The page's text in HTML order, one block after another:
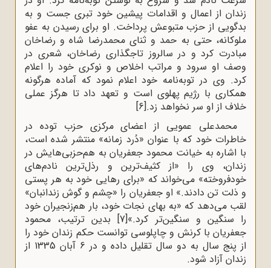
زندان از اعمال و اقدامات پیشین خود تبری جست و به
بدگویی از حزب متبوعش پرداخت. او برای رسیدن به عفو
ملوکانه، حتی به حمد و ثنای محمدرضا شاه و رضاخان
مبادرت کرد و در سالروز تاجگذاری رضاخان، شعری در
وصف او سرود و مراتب اخلاص و نوکری خود را اعلام
کرد. وی در توبه‌نامه خود اعلام نمود که آماده هرگونه
همکاری با رژیم پهلوی است و تعهد داد تا هرگز عملی
خلاف از او سر نخواهد زد.[6]
محمدعلی عمویی از اعضای مرکزی حزب توده در
خاطرات خود که با عنوان «دُرد زمانه» منتشر شده است،
با اشاره به خیانت محمود جعفریان به هم‌حزبی‌هایش در
زندان، وی را «از کثیف‌ترین و رذل‌ترین نادم‌های
خودفروخته» می‌خواند که «برای رهایی خود به هر پستی
و ذلت تن دادند.» او جعفریان را «چشم و گوش زندانبان»
لقب می‌دهد که «به بهای نجات خود، بار هم‌زنجیران خود
را سنگین و سنگین‌تر کرد.»[7] بدین ترتیب، محمود
جعفریان با کرنش و چاپلوسی توانست حکم زندان خود را
از پنج سال به دو سال تقلیل داده و در 6 آبان 1335 از
زندان آزاد شود.